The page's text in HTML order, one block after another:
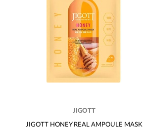
JIGOTT
JIGOTT HONEY REAL AMPOULE MASK